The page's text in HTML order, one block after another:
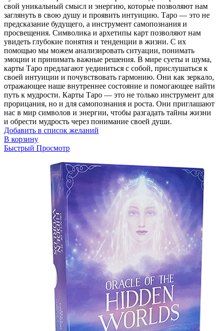
свой уникальный смысл и энергию, которые позволяют нам
заглянуть в свою душу и проявить интуицию. Таро — это не
предсказание будущего, а инструмент самопознания и
просвещения. Символика и архетипы карт позволяют нам
увидеть глубокие понятия и тенденции в жизни. С их
помощью мы можем анализировать ситуации, понимать
эмоции и принимать важные решения. В мире суеты и шума,
карты Таро предлагают уединиться с собой, прислушаться к
своей интуиции и почувствовать гармонию. Они как зеркало,
отражающее наше внутреннее состояние и помогающее найти
путь к мудрости. Карты Таро — это не только инструмент для
прорицания, но и для самопознания и роста. Они приглашают
нас в мир символов и энергии, чтобы разгадать тайны жизни
и обрести мудрость через понимание своей души.
Добавить в список желаний
В корзину
Быстрый Просмотр